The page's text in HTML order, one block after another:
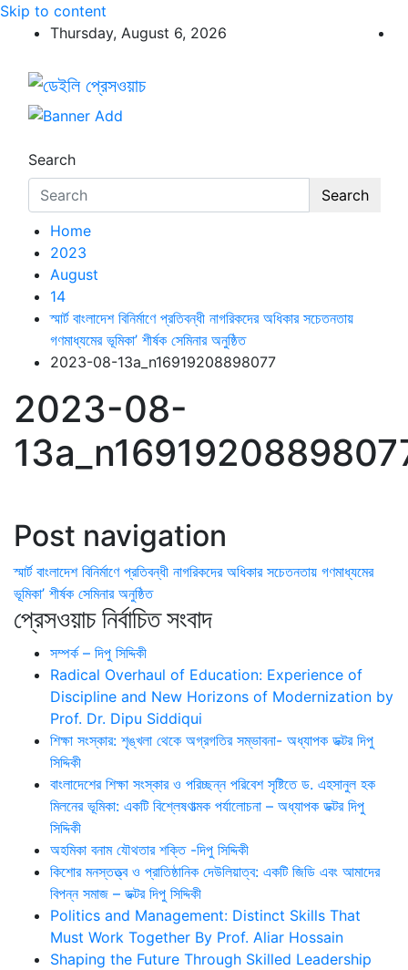
Skip to content
Thursday, August 6, 2026
ডেইলি প্রেসওয়াচ
ডেইলি প্রেসওয়াচ মুক্তিযুদ্ধের চেতনায় উদ্বুদ্ধ মুখপত্র
Search
Search
Home
2023
August
14
স্মার্ট বাংলাদেশ বিনির্মাণে প্রতিবন্ধী নাগরিকদের অধিকার সচেতনতায়
গণমাধ্যমের ভূমিকা’ শীর্ষক সেমিনার অনুষ্ঠিত
2023-08-13a_n16919208898077
2023-08-
Post navigation
স্মার্ট বাংলাদেশ বিনির্মাণে প্রতিবন্ধী নাগরিকদের অধিকার সচেতনতায় গণমাধ্যমের
ভূমিকা’ শীর্ষক সেমিনার অনুষ্ঠিত
প্রেসওয়াচ নির্বাচিত সংবাদ
সম্পর্ক – দিপু সিদ্দিকী
Radical Overhaul of Education: Experience of
Discipline and New Horizons of Modernization by
Prof. Dr. Dipu Siddiqui
শিক্ষা সংস্কার: শৃঙ্খলা থেকে অগ্রগতির সম্ভাবনা- অধ্যাপক ডক্টর দিপু
সিদ্দিকী
বাংলাদেশের শিক্ষা সংস্কার ও পরিচ্ছন্ন পরিবেশ সৃষ্টিতে ড. এহসানুল হক
মিলনের ভূমিকা: একটি বিশ্লেষণাত্মক পর্যালোচনা – অধ্যাপক ডক্টর দিপু
সিদ্দিকী
অহমিকা বনাম যৌথতার শক্তি -দিপু সিদ্দিকী
কিশোর মনস্তত্ত্ব ও প্রাতিষ্ঠানিক দেউলিয়াত্ব: একটি জিডি এবং আমাদের
বিপন্ন সমাজ – ডক্টর দিপু সিদ্দিকী
Politics and Management: Distinct Skills That
Must Work Together By Prof. Aliar Hossain
Shaping the Future Through Skilled Leadership